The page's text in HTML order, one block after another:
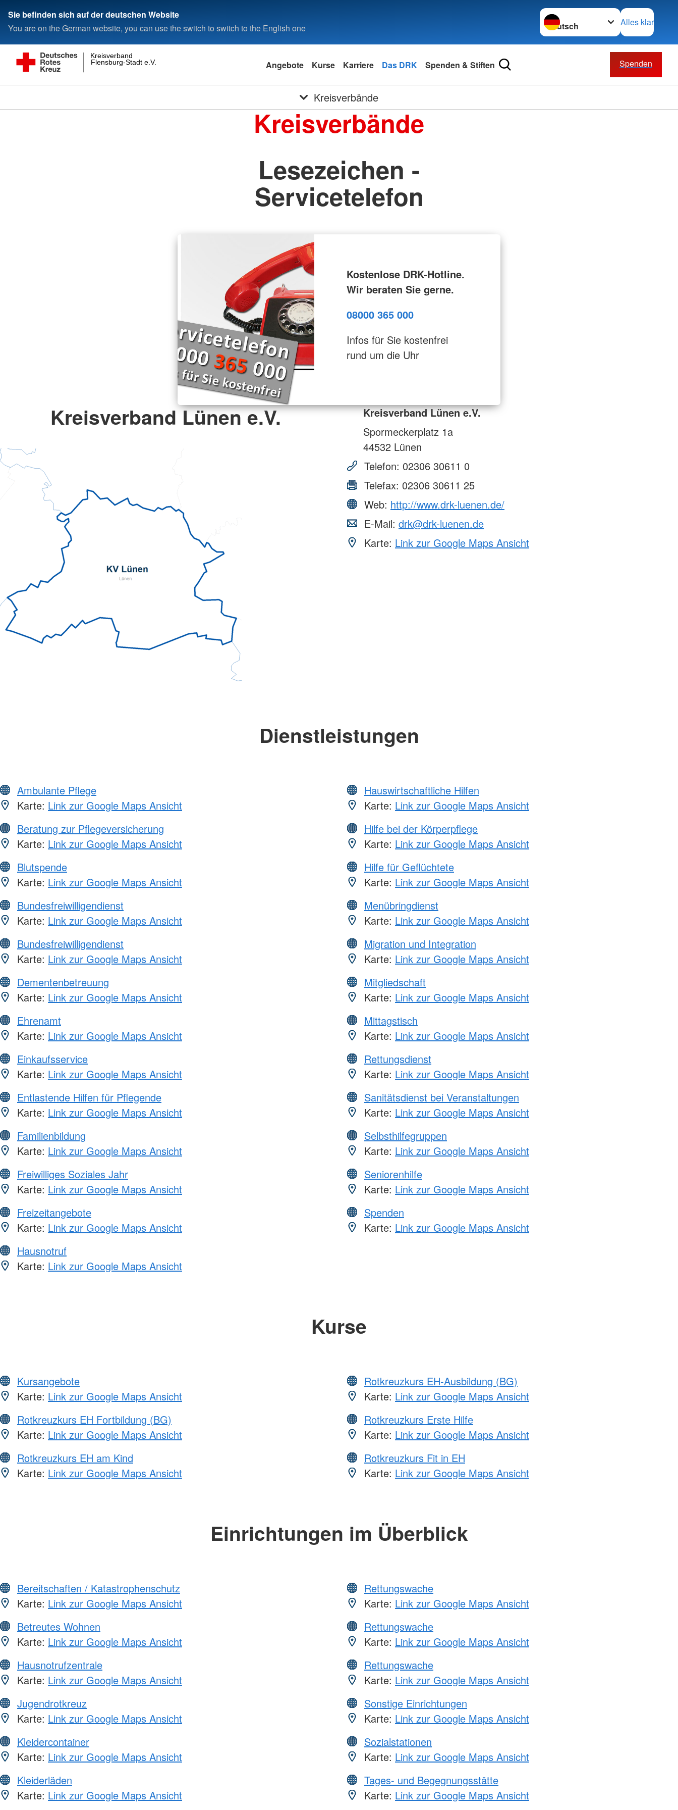
Sie befinden sich auf der deutschen Website
You are on the German website, you can use the switch to switch to the English one
Sprache wechseln zu
Alles klar
Flensburg-Stadt e.V.
Kreisverband
Angebote Kurse Karriere Das DRK Spenden & Stiften Spenden
Kreisverbände
Kreisverbände
Lesezeichen -
Servicetelefon
Kostenlose DRK-Hotline.
Wir beraten Sie gerne.
08000 365 000
Infos für Sie kostenfrei
rund um die Uhr
Kreisverband Lünen e.V.
Kreisverband Lünen e.V.
Spormeckerplatz 1a
44532 Lünen
Telefon: 02306 30611 0
Telefax: 02306 30611 25
Web: http://www.drk-luenen.de/
E-Mail: drk@drk-luenen.de
Karte: Link zur Google Maps Ansicht
Dienstleistungen
Ambulante Pflege
Karte: Link zur Google Maps Ansicht
Beratung zur Pflegeversicherung
Karte: Link zur Google Maps Ansicht
Blutspende
Karte: Link zur Google Maps Ansicht
Bundesfreiwilligendienst
Karte: Link zur Google Maps Ansicht
Bundesfreiwilligendienst
Karte: Link zur Google Maps Ansicht
Dementenbetreuung
Karte: Link zur Google Maps Ansicht
Ehrenamt
Karte: Link zur Google Maps Ansicht
Einkaufsservice
Karte: Link zur Google Maps Ansicht
Entlastende Hilfen für Pflegende
Karte: Link zur Google Maps Ansicht
Familienbildung
Karte: Link zur Google Maps Ansicht
Freiwilliges Soziales Jahr
Karte: Link zur Google Maps Ansicht
Freizeitangebote
Karte: Link zur Google Maps Ansicht
Hausnotruf
Karte: Link zur Google Maps Ansicht
Hauswirtschaftliche Hilfen
Karte: Link zur Google Maps Ansicht
Hilfe bei der Körperpflege
Karte: Link zur Google Maps Ansicht
Hilfe für Geflüchtete
Karte: Link zur Google Maps Ansicht
Menübringdienst
Karte: Link zur Google Maps Ansicht
Migration und Integration
Karte: Link zur Google Maps Ansicht
Mitgliedschaft
Karte: Link zur Google Maps Ansicht
Mittagstisch
Karte: Link zur Google Maps Ansicht
Rettungsdienst
Karte: Link zur Google Maps Ansicht
Sanitätsdienst bei Veranstaltungen
Karte: Link zur Google Maps Ansicht
Selbsthilfegruppen
Karte: Link zur Google Maps Ansicht
Seniorenhilfe
Karte: Link zur Google Maps Ansicht
Spenden
Karte: Link zur Google Maps Ansicht
Kurse
Kursangebote
Karte: Link zur Google Maps Ansicht
Rotkreuzkurs EH Fortbildung (BG)
Karte: Link zur Google Maps Ansicht
Rotkreuzkurs EH am Kind
Karte: Link zur Google Maps Ansicht
Rotkreuzkurs EH-Ausbildung (BG)
Karte: Link zur Google Maps Ansicht
Rotkreuzkurs Erste Hilfe
Karte: Link zur Google Maps Ansicht
Rotkreuzkurs Fit in EH
Karte: Link zur Google Maps Ansicht
Einrichtungen im Überblick
Bereitschaften / Katastrophenschutz
Karte: Link zur Google Maps Ansicht
Betreutes Wohnen
Karte: Link zur Google Maps Ansicht
Hausnotrufzentrale
Karte: Link zur Google Maps Ansicht
Jugendrotkreuz
Karte: Link zur Google Maps Ansicht
Kleidercontainer
Karte: Link zur Google Maps Ansicht
Kleiderläden
Karte: Link zur Google Maps Ansicht
Rettungswache
Karte: Link zur Google Maps Ansicht
Rettungswache
Karte: Link zur Google Maps Ansicht
Rettungswache
Karte: Link zur Google Maps Ansicht
Sonstige Einrichtungen
Karte: Link zur Google Maps Ansicht
Sozialstationen
Karte: Link zur Google Maps Ansicht
Tages- und Begegnungsstätte
Karte: Link zur Google Maps Ansicht